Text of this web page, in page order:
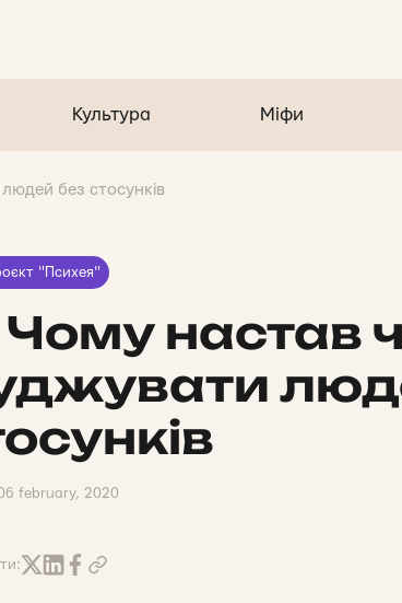
Культура Міфи
без стосунків
"Психея"
настав
february, 2020